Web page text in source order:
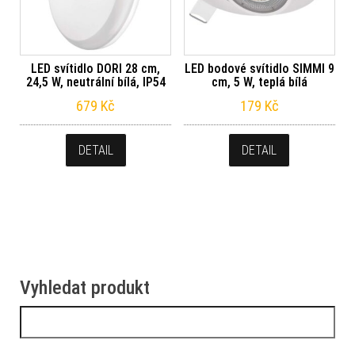
LED svítidlo DORI 28 cm,
24,5 W, neutrální bílá, IP54
679 Kč
DETAIL
LED bodové svítidlo SIMMI 9
cm, 5 W, teplá bílá
179 Kč
DETAIL
Vyhledat produkt